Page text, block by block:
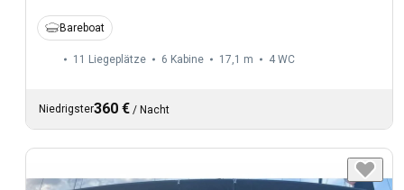
Bareboat
11 Liegeplätze 6 Kabine 17,1 m 4 WC
Niedrigster360 € / Nacht